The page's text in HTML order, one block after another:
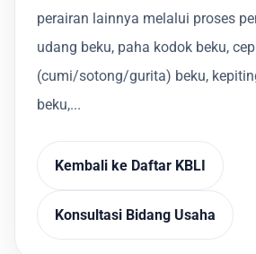
perairan lainnya melalui proses
udang beku, paha kodok beku,
(cumi/sotong/gurita) beku,
beku,...
Kembali ke Daftar KBLI
Konsultasi Bidang Usaha